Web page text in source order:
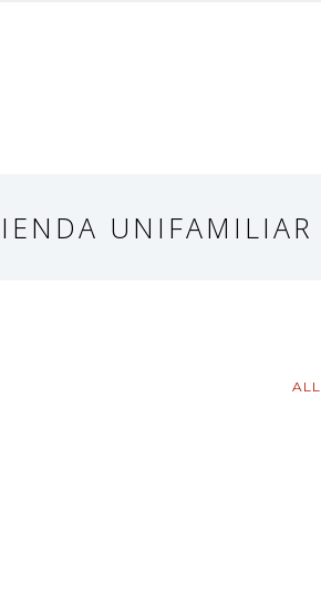
UNIFAMILIAR
ALL